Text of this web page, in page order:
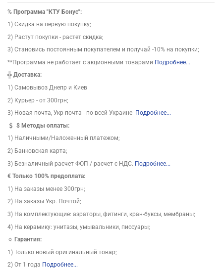
% Программа "КТУ Бонус":
1) Скидка на первую покупку;
2) Растут покупки - растет скидка;
3) Становись постоянным покупателем и получай -10% на покупки;
**Программа не работает с акционными товарами Подробнее...
╬ Доставка:
1) Самовывоз Днепр и Киев
2) Курьер - от 300грн;
3) Новая почта, Укр почта - по всей Украине Подробнее...
$Методы оплаты:
1) Наличными/Наложенный платежом;
2) Банковская карта;
3) Безналичный расчет ФОП / расчет с НДС. Подробнее...
€ Только 100% предоплата:
1) На заказы менее 300грн;
2) На заказы Укр. Почтой;
3) На комплектующие: аэраторы, фитинги, кран-буксы, мембраны;
4) На керамику: унитазы, умывальники, писсуары;
☼ Гарантия:
1) Только новый оригинальный товар;
2) От 1 года Подробнее...